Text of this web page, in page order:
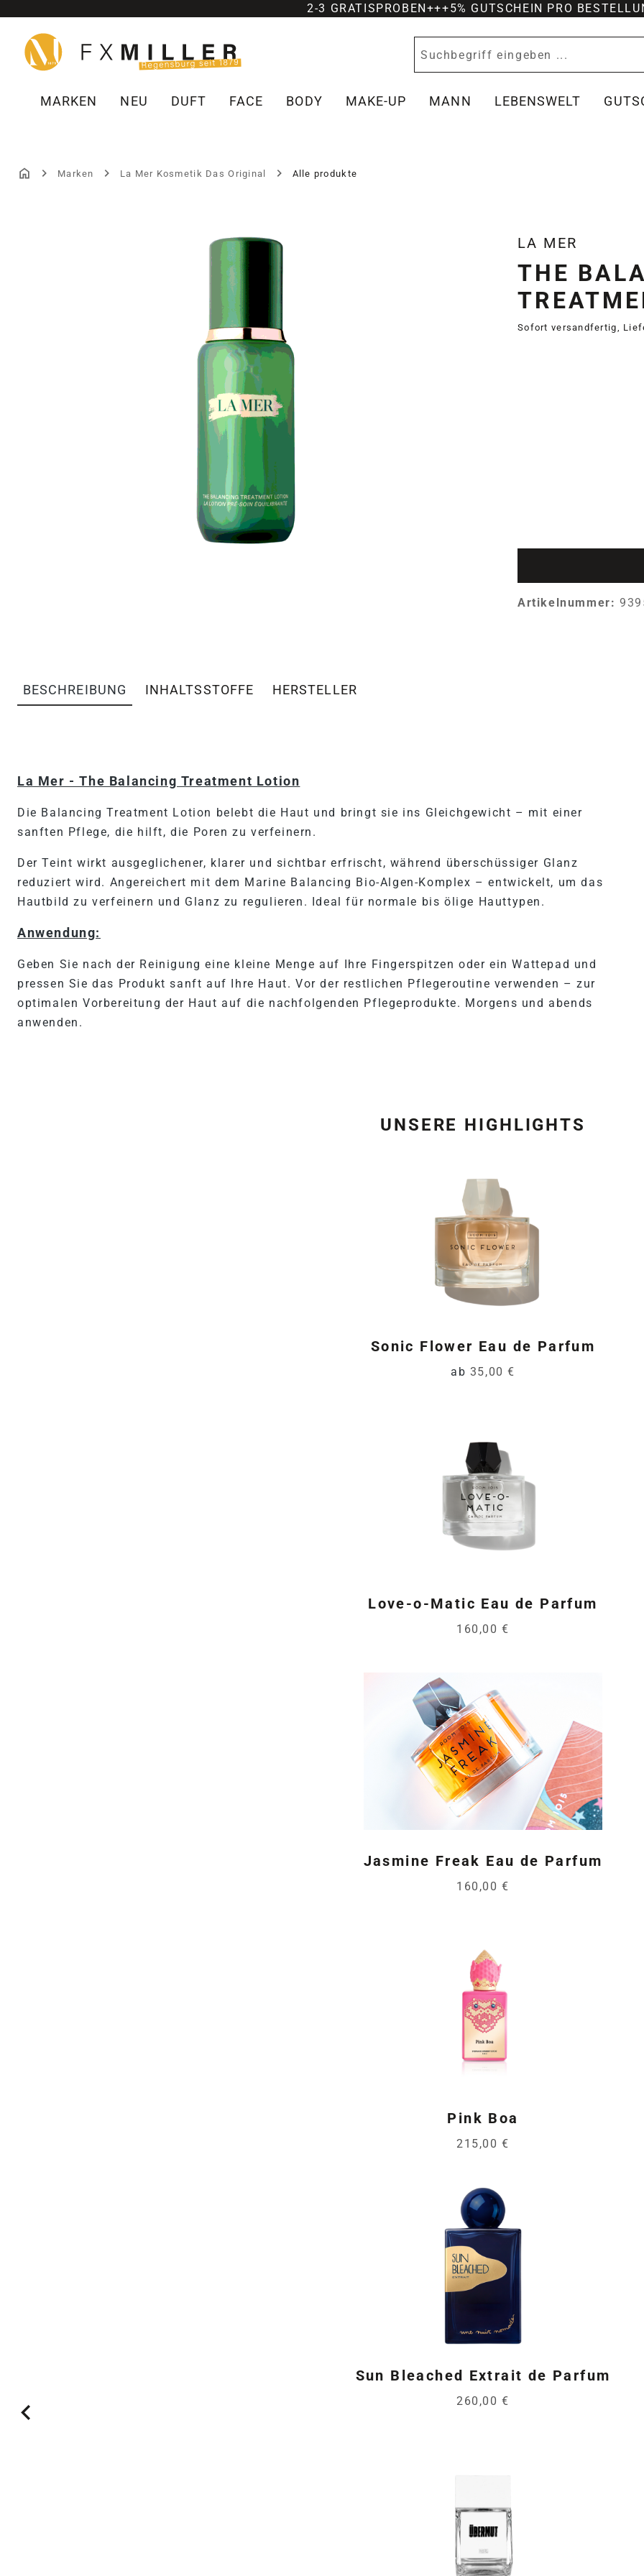
Hauptinhalt springen
Zur Suche springen
Zur Hauptnavigation springen
2-3 GRATISPROBEN+++5% GUTSCHEIN PRO
MARKEN NEU DUFT FACE BODY MAKE-UP MANN LEBENSWELT
Marken La Mer Kosmetik Das Original Alle produkte
LA MER
THE
Sofort versandfertig,
Artikelnummer:
BESCHREIBUNG INHALTSSTOFFE HERSTELLER
La Mer - The Balancing Treatment Lotion
Die Balancing Treatment Lotion belebt die Haut und bringt sie ins Gleichgewicht – mit einer
sanften Pflege, die hilft, die Poren zu verfeinern.
Der Teint wirkt ausgeglichener, klarer und sichtbar erfrischt, während überschüssiger Glanz
reduziert wird. Angereichert mit dem Marine Balancing Bio-Algen-Komplex – entwickelt, um das
Hautbild zu verfeinern und Glanz zu regulieren. Ideal für normale bis ölige Hauttypen.
Anwendung:
Geben Sie nach der Reinigung eine kleine Menge auf Ihre Fingerspitzen oder ein Wattepad und
pressen Sie das Produkt sanft auf Ihre Haut. Vor der restlichen Pflegeroutine verwenden – zur
optimalen Vorbereitung der Haut auf die nachfolgenden Pflegeprodukte. Morgens und abends
anwenden.
UNSERE HIGHLIGHTS
Sonic Flower Eau de Parfum
ab 35,00 €
Love-o-Matic Eau de Parfum
160,00 €
Jasmine Freak Eau de Parfum
160,00 €
Pink Boa
215,00 €
Sun Bleached Extrait de Parfum
260,00 €